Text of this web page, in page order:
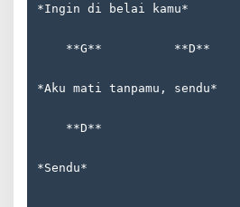
*Ingin di belai kamu*
**G**          **D**
*Aku mati tanpamu, sendu*
    **D**
*Sendu*